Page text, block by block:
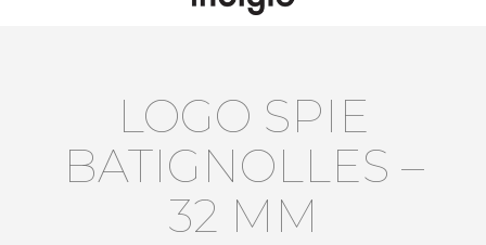
LOGO SPIE
BATIGNOLLES –
32 MM